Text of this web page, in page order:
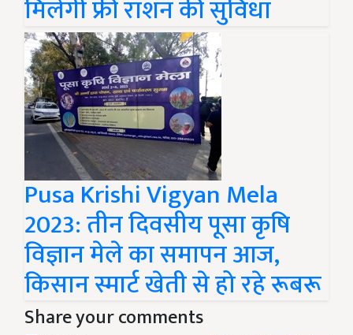
मिलेगी फ्री राशन की सुविधा
Pusa Krishi Vigyan Mela
2023: तीन दिवसीय पूसा कृषि
विज्ञान मेले का समापन आज,
किसान स्मार्ट खेती से हो रहे रूबरू
Share your comments